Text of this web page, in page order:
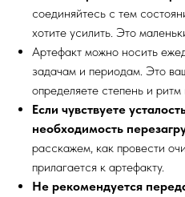
соединяйтесь с тем
хотите усилить. Это
Артефакт можно носить
задачам и периодам. Это
определяете степень и
Если чувствуете
необходимость
расскажем, как провести
прилагается к артефакту.
Не рекомендуется